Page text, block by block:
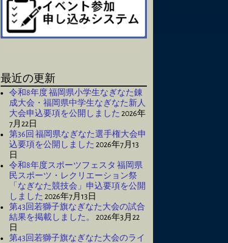
最近の更新
令和8年度 福岡県小学生なぎなた錬
成大会・福岡県中学生なぎなた新人
大会申込要項を公開しました 2026年
7月22日
第36回 福岡県なぎなた選手権大会申
込要項を公開しました 2026年7月13
日
令和8年度スポーツフェスタ 福岡県
民スポーツ・レクリエーション祭
「なぎなた競技会」申込要項を公開
しました 2026年7月13日
第43回若獅子旗なぎなた大会の試合
結果を掲載しました。
2026年3月22
日
第43回若獅子旗なぎなた大会のライ